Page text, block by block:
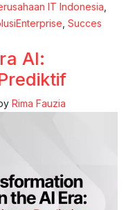
IT Indonesia
,Succes
AI:
Rima Fauzia